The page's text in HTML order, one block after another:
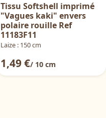
Tissu Softshell imprimé
"Vagues kaki" envers
polaire rouille Ref
11183F11
Laize : 150 cm
1,49 €/ 10 cm